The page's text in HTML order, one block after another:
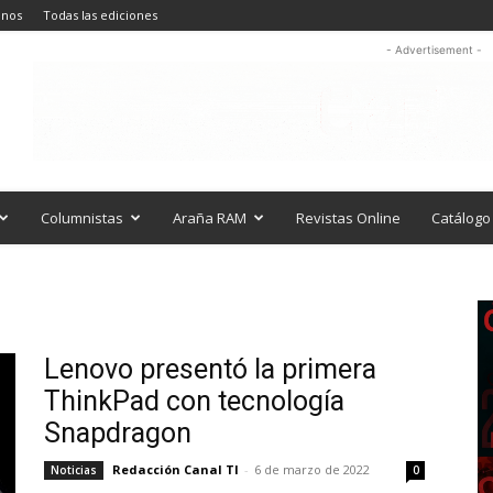
Todas las ediciones
- Advertisement -
Columnistas Araña RAM Revistas Online Catálogo
Lenovo presentó la primera
ThinkPad con tecnología
Snapdragon
Noticias Redacción Canal TI - 6 de marzo de 2022 0